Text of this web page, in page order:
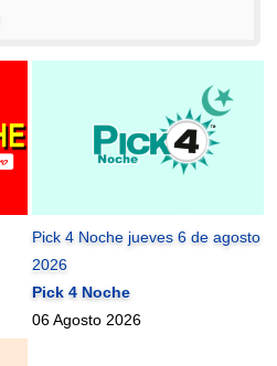
Pick 4 Noche jueves 6 de agosto
2026
Pick 4 Noche
06 Agosto 2026